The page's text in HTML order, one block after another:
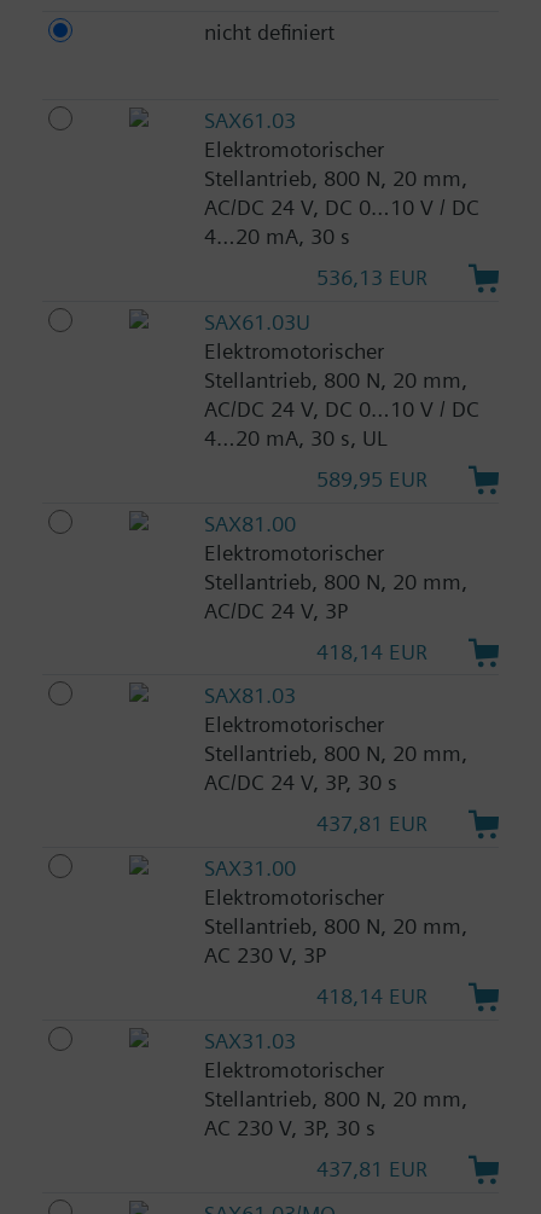
nicht definiert
SAX61.03
Elektromotorischer
Stellantrieb, 800 N, 20 mm,
AC/DC 24 V, DC 0…10 V / DC
4…20 mA, 30 s
536,13 EUR
SAX61.03U
Elektromotorischer
Stellantrieb, 800 N, 20 mm,
AC/DC 24 V, DC 0…10 V / DC
4…20 mA, 30 s, UL
589,95 EUR
SAX81.00
Elektromotorischer
Stellantrieb, 800 N, 20 mm,
AC/DC 24 V, 3P
418,14 EUR
SAX81.03
Elektromotorischer
Stellantrieb, 800 N, 20 mm,
AC/DC 24 V, 3P, 30 s
437,81 EUR
SAX31.00
Elektromotorischer
Stellantrieb, 800 N, 20 mm,
AC 230 V, 3P
418,14 EUR
SAX31.03
Elektromotorischer
Stellantrieb, 800 N, 20 mm,
AC 230 V, 3P, 30 s
437,81 EUR